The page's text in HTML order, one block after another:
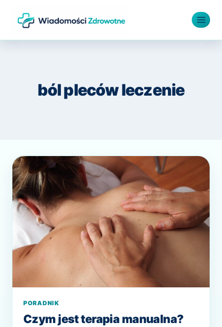
ból pleców leczenie
PORADNIK
Czym jest terapia manualna?